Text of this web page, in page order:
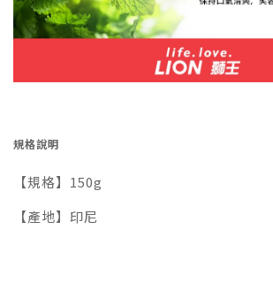
規格說明
【規格】150g
【產地】印尼